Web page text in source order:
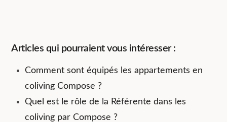
Articles qui pourraient vous intéresser :
Comment sont équipés les appartements en
coliving Compose ?
Quel est le rôle de la Référente dans les
coliving par Compose ?